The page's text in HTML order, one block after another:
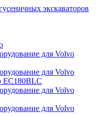
экскаваторов
для Volvo
для Volvo
EC180BLC
для Volvo
для Volvo